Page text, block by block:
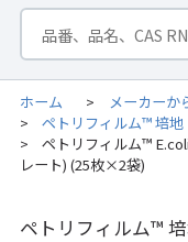
ホーム > メーカーか
> ペトリフィルム™ 培地
>
ペトリフィルム™
レート) (25枚×2袋)
ペトリフィルム™